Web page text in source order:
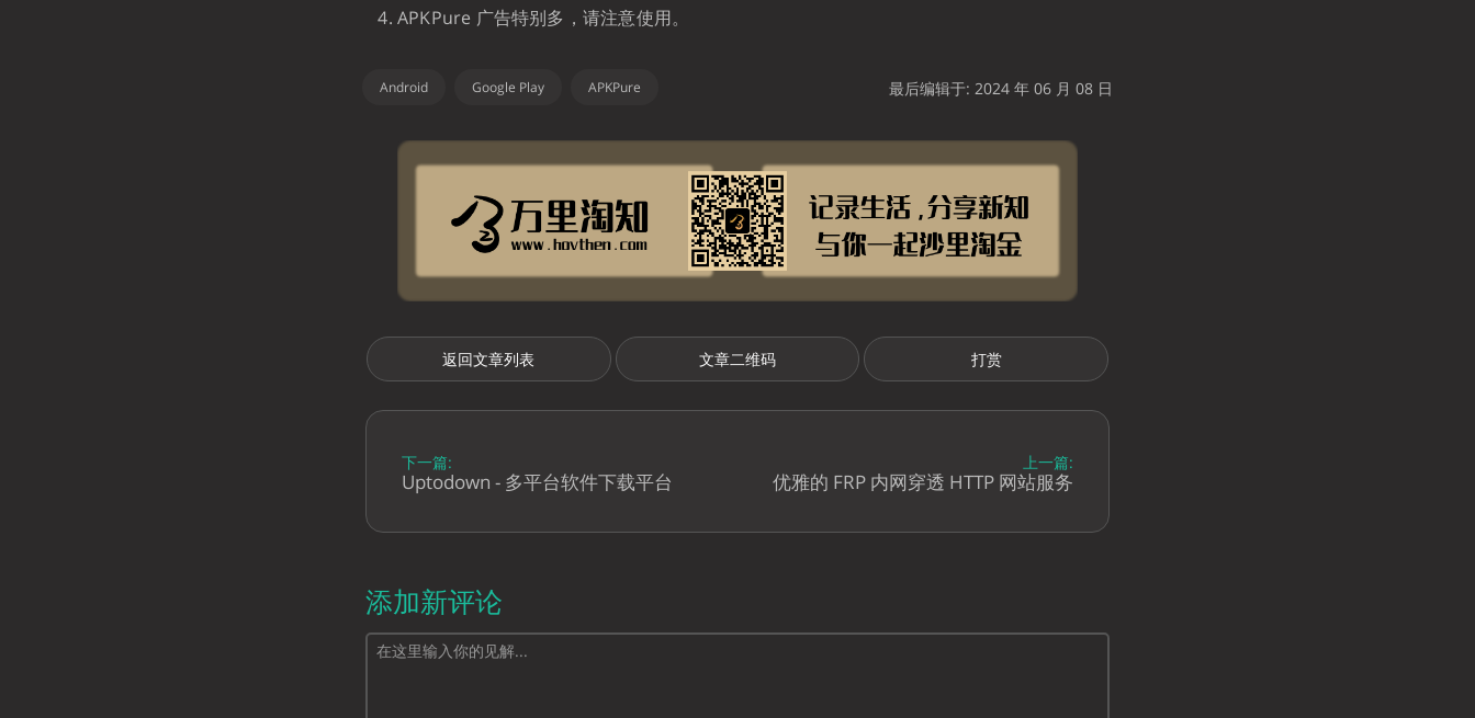
APKPure 广告特别多，请注意使用。
Android Google Play APKPure 最后编辑于: 2024 年 06 月 08 日
返回文章列表 文章二维码 打赏
下一篇:
Uptodown - 多平台软件下载平台
上一篇:
优雅的 FRP 内网穿透 HTTP 网站服务
添加新评论